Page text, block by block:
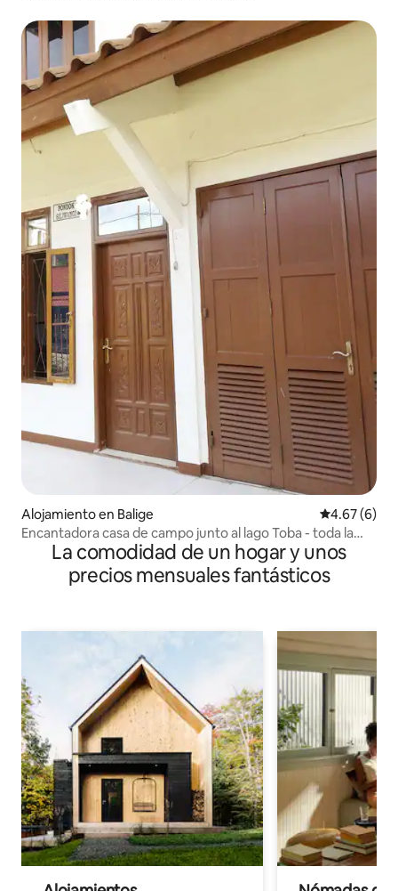
Alojamiento en Balige Calificación
4.67 (6)
Encantadora casa de campo junto al lago Toba - toda la
La comodidad de un hogar y unos
precios mensuales fantásticos